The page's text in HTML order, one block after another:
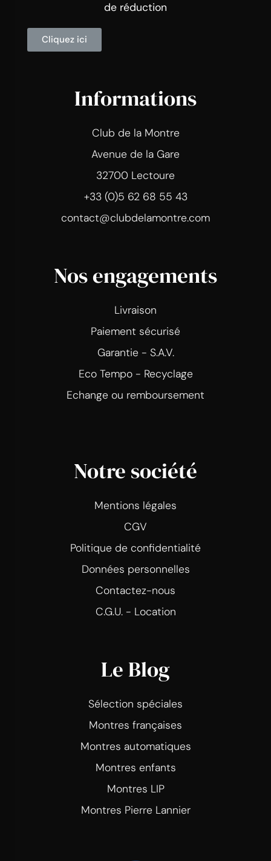
de réduction
Cliquez ici
Informations
Club de la Montre
Avenue de la Gare
32700 Lectoure
+33 (0)5 62 68 55 43
contact@clubdelamontre.com
Nos engagements
Livraison
Paiement sécurisé
Garantie - S.A.V.
Eco Tempo - Recyclage
Echange ou remboursement
Notre société
Mentions légales
CGV
Politique de confidentialité
Données personnelles
Contactez-nous
C.G.U. - Location
Le Blog
Sélection spéciales
Montres françaises
Montres automatiques
Montres enfants
Montres LIP
Montres Pierre Lannier